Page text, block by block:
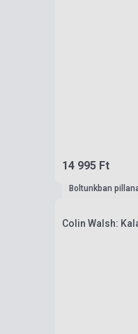
14 995 Ft
Boltunkban
Colin Walsh: